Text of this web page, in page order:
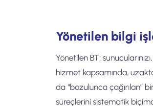
Yönetilen bilgi
Yönetilen BT;
hizmet kapsamında,
da “bozulunca çağırılan”
süreçlerini sistematik